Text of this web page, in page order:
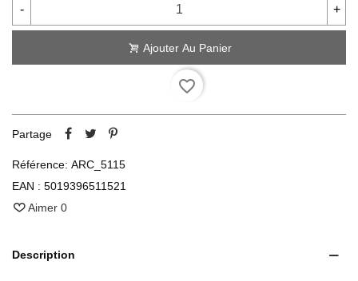
- +
Ajouter Au Panier
favorite_border
Partage
Référence: ARC_5115
EAN : 5019396511521
Aimer 0
Description